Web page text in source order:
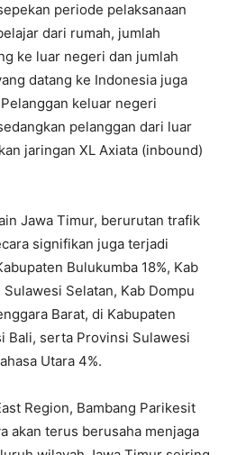
periode pelaksanaan
dari rumah, jumlah
ke luar negeri dan jumlah
datang ke Indonesia juga
keluar negeri
pelanggan dari luar
jaringan XL Axiata (inbound)
Jawa Timur, berurutan trafik
signifikan juga terjadi
Bulukumba 18%, Kab
Selatan, Kab Dompu
Barat, di Kabupaten
Bali, serta Provinsi Sulawesi
Utara 4%.
Region, Bambang Parikesit
akan terus berusaha menjaga